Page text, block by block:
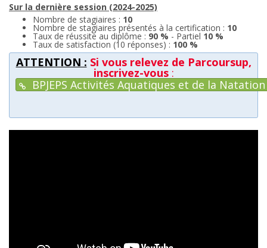
Sur la dernière session (2024-2025)
Nombre de stagiaires : 10
Nombre de stagiaires présentés à la certification : 10
Taux de réussite au diplôme : 90 % - Partiel 10 %
Taux de satisfaction (10 réponses) : 100 %
ATTENTION : Si vous relevez de Parcoursup,
inscrivez-vous:
BPJEPS Activités Aquatiques et de la